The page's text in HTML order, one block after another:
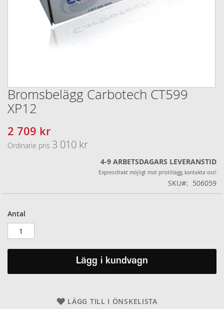
Bromsbelägg Carbotech CT599
XP12
Ordinarie pris 3 010 kr
Specialpris
2 709 kr
4-9 ARBETSDAGARS LEVERANSTID
Expressfrakt möjligt mot pristillägg, kontakta oss!
SKU 506059
Antal
Lägg i kundvagn
LÄGG TILL I ÖNSKELISTA
Hoppa
till
början
bildgalleriet